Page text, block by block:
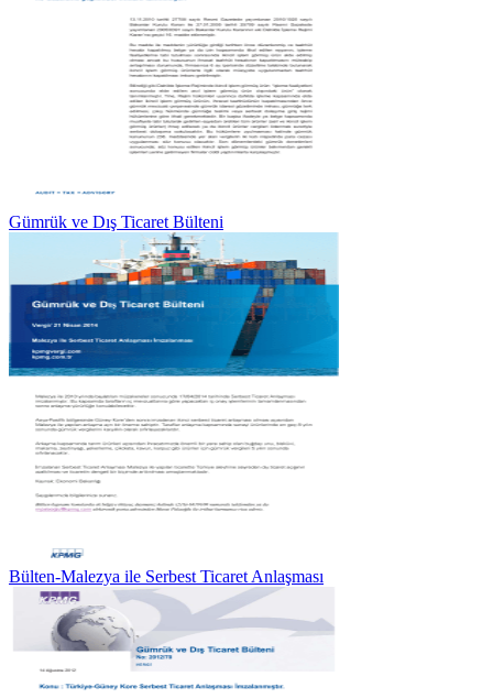
Gümrük ve Dış Ticaret Bülteni
Bülten-Malezya ile Serbest Ticaret Anlaşması